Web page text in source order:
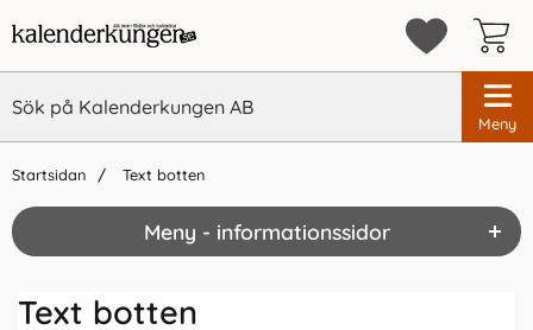
Meny
Startsidan Text botten
Meny - informationssidor
Text botten